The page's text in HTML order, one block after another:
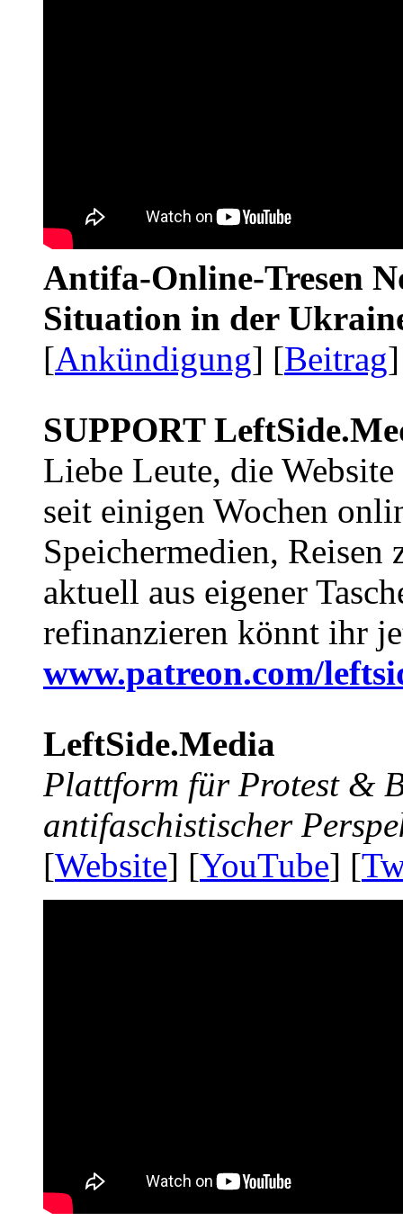
Antifa-Online-Tresen
Situation in der
[Ankündigung] [Beitrag
SUPPORT
Liebe Leute, die Website
seit einigen Wochen
Speichermedien, Reisen
aktuell aus eigener
refinanzieren könnt ihr
www.patreon.com/
LeftSide.Media
Plattform für Protest &
antifaschistischer
[Website] [YouTube] [